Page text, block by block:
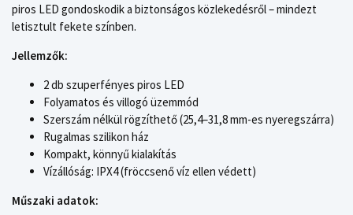
piros LED gondoskodik a biztonságos közlekedésről – mindezt
letisztult fekete színben.
Jellemzők:
2 db szuperfényes piros LED
Folyamatos és villogó üzemmód
Szerszám nélkül rögzíthető (25,4–31,8 mm-es nyeregszárra)
Rugalmas szilikon ház
Kompakt, könnyű kialakítás
Vízállóság: IPX4 (fröccsenő víz ellen védett)
Műszaki adatok: